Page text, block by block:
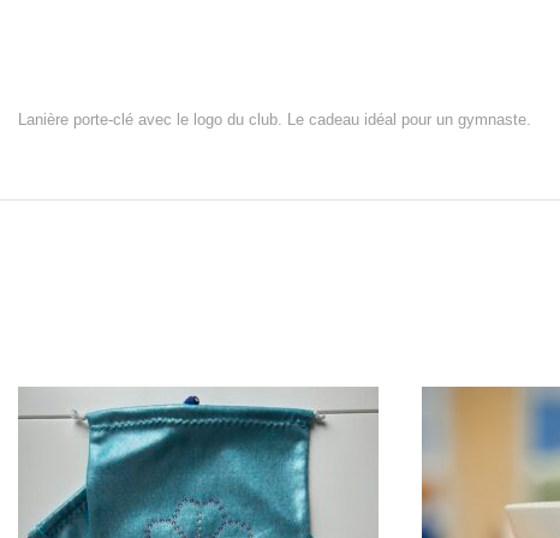
Lanière porte-clé avec le logo du club. Le cadeau idéal pour un gymnaste.